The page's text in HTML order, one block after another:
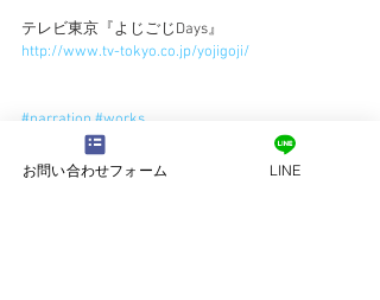
テレビ東京『よじごじDays』
http://www.tv-tokyo.co.jp/yojigoji/
#narration #works
works
お問い合わせフォーム LINE